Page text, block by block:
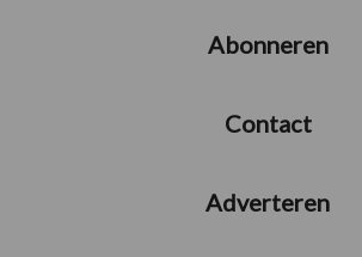
Abonneren
Contact
Adverteren